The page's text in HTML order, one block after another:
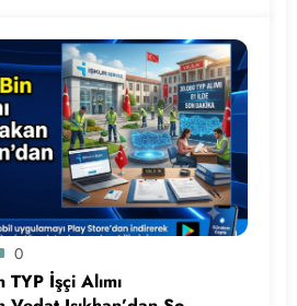
0
İşçi Alımı